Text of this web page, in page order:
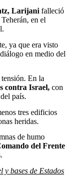
Larijani falleció
en el
ya que era visto
en medio del
En la
contra Israel, con
país.
tres edificios
heridas.
de humo
del Frente
bases de Estados